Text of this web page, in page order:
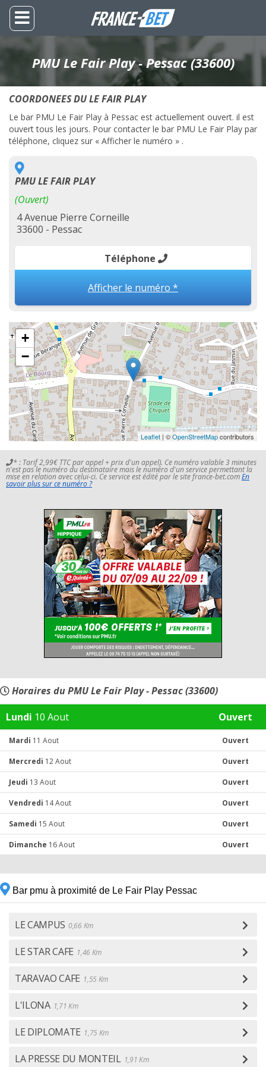
PMU Le Fair Play - Pessac (33600)
COORDONEES DU LE FAIR PLAY
Le bar PMU Le Fair Play à Pessac est actuellement ouvert. il est
ouvert tous les jours. Pour contacter le bar PMU Le Fair Play par
téléphone, cliquez sur « Afficher le numéro » .
PMU LE FAIR PLAY
(Ouvert)
4 Avenue Pierre Corneille
33600 - Pessac
Téléphone
Afficher le numéro *
+
−
Leaflet | ©OpenStreetMapcontributors
* : Tarif 2,99€ TTC par appel + prix d'un appel). Ce numéro valable 3 minutes
n'est pas le numéro du destinataire mais le numéro d'un service permettant la
mise en relation avec celui-ci. Ce service est édité par le site france-bet.comEn
savoir plus sur ce numéro ?
Horaires du PMU Le Fair Play - Pessac (33600)
Lundi 10 Aout Ouvert
Mardi 11 Aout Ouvert
Mercredi 12 Aout Ouvert
Jeudi 13 Aout Ouvert
Vendredi 14 Aout Ouvert
Samedi 15 Aout Ouvert
Dimanche 16 Aout Ouvert
Bar pmu à proximité de Le Fair Play Pessac
LE CAMPUS 0,66 Km
LE STAR CAFE 1,46 Km
TARAVAO CAFE 1,55 Km
L'ILONA 1,71 Km
LE DIPLOMATE 1,75 Km
LA PRESSE DU MONTEIL 1,91 Km